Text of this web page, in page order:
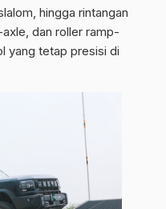
hingga rintangan
dan roller ramp-
yang tetap presisi di